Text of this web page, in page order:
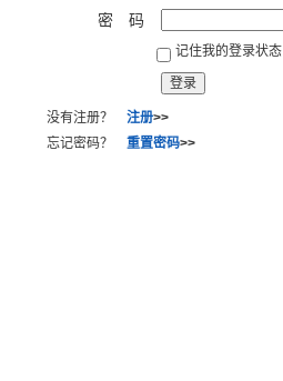
密 码
记住我的登录状态
没有注册？ 注册>>
忘记密码？ 重置密码>>